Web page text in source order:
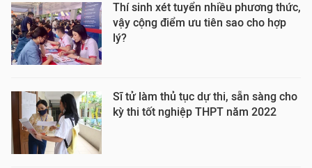
Thí sinh xét tuyển nhiều phương thức,
vậy cộng điểm ưu tiên sao cho hợp
lý?
Sĩ tử làm thủ tục dự thi, sẵn sàng cho
kỳ thi tốt nghiệp THPT năm 2022